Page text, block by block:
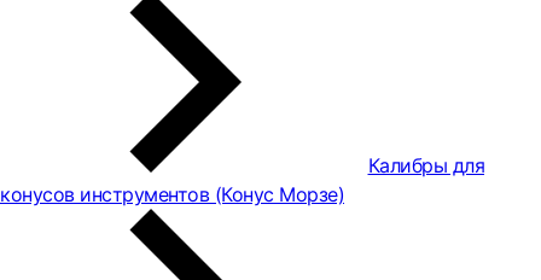
Калибры для
конусов инструментов (Конус Морзе)